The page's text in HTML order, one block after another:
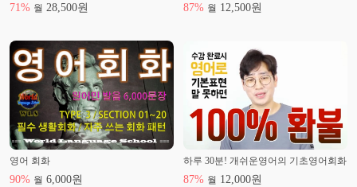
71 % 월 28,500원 87% 월 12,500원
영어 회화
90% 월 6,000원
하루 30분! 개쉬운영어의 기초영어회화
87% 월 12,000원